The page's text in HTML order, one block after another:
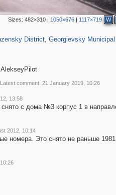
Sizes: 482×310| 1050×676| 1117×719 W
District, Georgievsky
Latest comment: 21 January 2019, 10:26
13:58
снято с дома №3 корпус 1 в
2012, 10:14
номера. Это снято не раньше 1981